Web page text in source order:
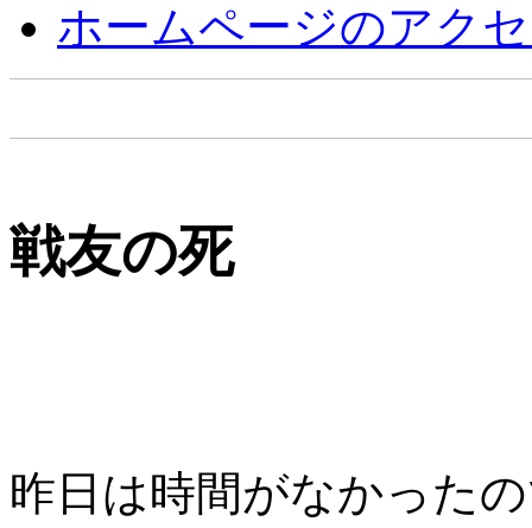
ホームページのアク
戦友の死
昨日は時間がなかった